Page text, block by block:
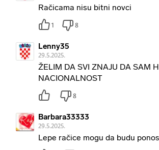
Račicama nisu bitni novci
1 8
Lenny35
29.5.2025.
ŽELIM DA SVI ZNAJU DA SAM
NACIONALNOST
8
Barbara33333
29.5.2025.
Lepe račice mogu da budu